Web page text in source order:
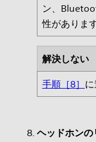
ン、
性があります
解決しない
手順［8］
ヘッドホンの